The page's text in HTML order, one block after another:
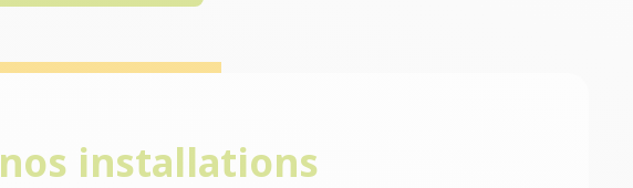
nos installations